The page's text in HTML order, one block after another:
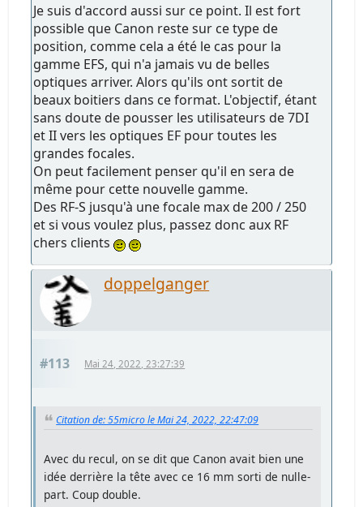
Je suis d'accord aussi sur ce point. Il est fort
possible que Canon reste sur ce type de
position, comme cela a été le cas pour la
gamme EFS, qui n'a jamais vu de belles
optiques arriver. Alors qu'ils ont sortit de
beaux boitiers dans ce format. L'objectif, étant
sans doute de pousser les utilisateurs de 7DI
et II vers les optiques EF pour toutes les
grandes focales.
On peut facilement penser qu'il en sera de
même pour cette nouvelle gamme.
Des RF-S jusqu'à une focale max de 200 / 250
et si vous voulez plus, passez donc aux RF
chers clients
doppelganger
#113 Mai 24, 2022, 23:27:39
Citation de: 55micro le Mai 24, 2022, 22:47:09
Avec du recul, on se dit que Canon avait bien une
idée derrière la tête avec ce 16 mm sorti de nulle-
part. Coup double.